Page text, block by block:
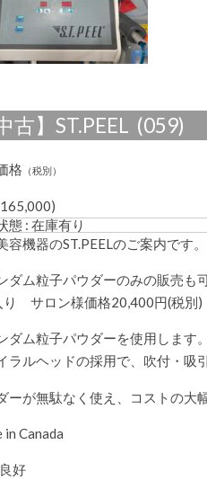
古】ST.PEEL (059)
格 （税別）
態 : 在庫有り
容機器のST.PEELのご案内です。
ダム粒子パウダーのみの販売も
り サロン様価格20,400円(税別)
ダム粒子パウダーを使用します。
ラルヘッドの採用で、吹付・吸
ーが無駄なく使え、コストの大
in Canada
好